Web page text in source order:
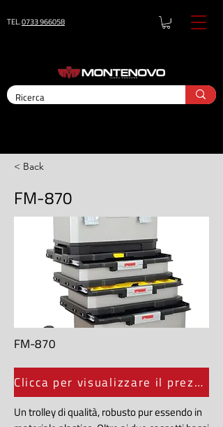
TEL.0733 966058
< Back
FM-870
FM-870
Clicca per visualizzare il prezzo
Un trolley di qualità, robusto pur essendo in